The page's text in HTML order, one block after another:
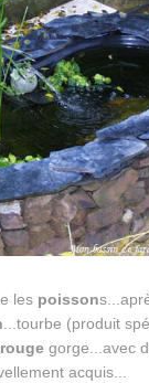
les poisson
...tourbe (produit
rougegorge...avec
acquis...